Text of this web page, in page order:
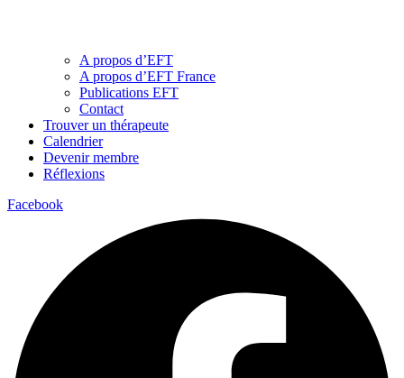
A propos d’EFT
A propos d’EFT France
Publications EFT
Contact
Trouver un thérapeute
Calendrier
Devenir membre
Réflexions
Facebook